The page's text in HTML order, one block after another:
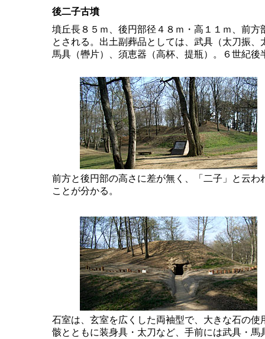
後二子古墳
墳丘長８５ｍ、後円部径４８ｍ・高１１ｍ、前
とされる。出土副葬品としては、武具（太刀振
馬具（轡片）、須恵器（高杯、提瓶）。６世紀後
前方と後円部の高さに差が無く、「二子」と云わ
ことが分かる。
石室は、玄室を広くした両袖型で、大きな石の
骸とともに装身具・太刀など、手前には武具・